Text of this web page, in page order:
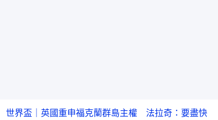
世界盃｜英國重申福克蘭群島主權 法拉奇：要盡快